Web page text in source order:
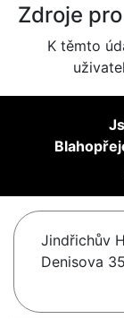
Zdroje
K těmto
Jindřichův
Denisova